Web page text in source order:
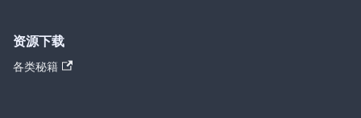
资源下载
各类秘籍